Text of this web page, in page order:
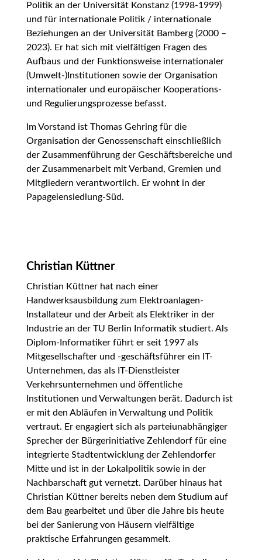
Politik an der Universität Konstanz (1998-1999)
und für internationale Politik / internationale
Beziehungen an der Universität Bamberg (2000 –
2023). Er hat sich mit vielfältigen Fragen des
Aufbaus und der Funktionsweise internationaler
(Umwelt-)Institutionen sowie der Organisation
internationaler und europäischer Kooperations-
und Regulierungsprozesse befasst.
Im Vorstand ist Thomas Gehring für die
Organisation der Genossenschaft einschließlich
der Zusammenführung der Geschäftsbereiche und
der Zusammenarbeit mit Verband, Gremien und
Mitgliedern verantwortlich. Er wohnt in der
Papageiensiedlung-Süd.
Christian Küttner
Christian Küttner hat nach einer
Handwerksausbildung zum Elektroanlagen-
Installateur und der Arbeit als Elektriker in der
Industrie an der TU Berlin Informatik studiert. Als
Diplom-Informatiker führt er seit 1997 als
Mitgesellschafter und -geschäftsführer ein IT-
Unternehmen, das als IT-Dienstleister
Verkehrsunternehmen und öffentliche
Institutionen und Verwaltungen berät. Dadurch ist
er mit den Abläufen in Verwaltung und Politik
vertraut. Er engagiert sich als parteiunabhängiger
Sprecher der Bürgerinitiative Zehlendorf für eine
integrierte Stadtentwicklung der Zehlendorfer
Mitte und ist in der Lokalpolitik sowie in der
Nachbarschaft gut vernetzt. Darüber hinaus hat
Christian Küttner bereits neben dem Studium auf
dem Bau gearbeitet und über die Jahre bis heute
bei der Sanierung von Häusern vielfältige
praktische Erfahrungen gesammelt.